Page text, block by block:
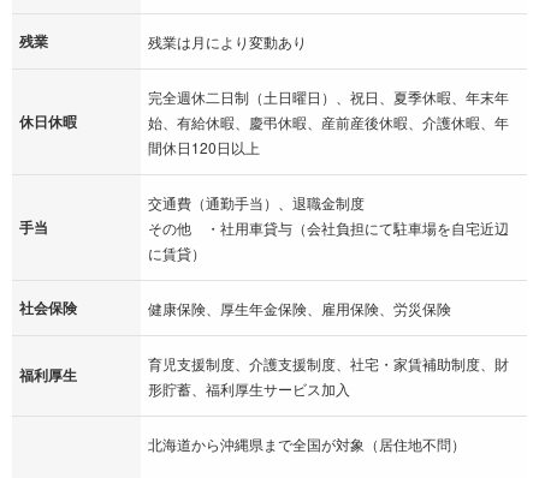
残業 残業は月により変動あり
休日休暇
完全週休二日制（土日曜日）、祝日、夏季休暇、年末年
始、有給休暇、慶弔休暇、産前産後休暇、介護休暇、年
間休日120日以上
手当
交通費（通勤手当）、退職金制度
その他 ・社用車貸与（会社負担にて駐車場を自宅近辺
に賃貸）
社会保険 健康保険、厚生年金保険、雇用保険、労災保険
福利厚生
育児支援制度、介護支援制度、社宅・家賃補助制度、財
形貯蓄、福利厚生サービス加入
北海道から沖縄県まで全国が対象（居住地不問）